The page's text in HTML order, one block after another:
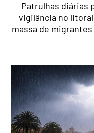
Patrulhas diárias
vigilância no
massa de